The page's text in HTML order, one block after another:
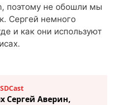
поэтому не обошли мы
Сергей немного
и как они используют